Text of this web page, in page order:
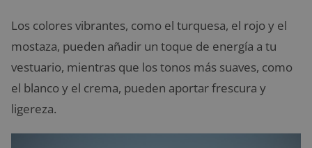
Los colores vibrantes, como el turquesa, el rojo y el
mostaza, pueden añadir un toque de energía a tu
vestuario, mientras que los tonos más suaves, como
el blanco y el crema, pueden aportar frescura y
ligereza.